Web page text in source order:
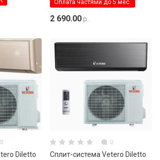
Оплата частями до 5 мес.
2 690.00 р.
0
Diletto
0
Сплит-система Vetero Diletto